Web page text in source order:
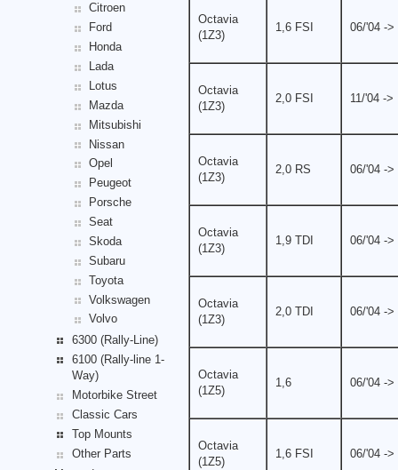
Citroen
Ford
Honda
Lada
Lotus
Mazda
Mitsubishi
Nissan
Opel
Peugeot
Porsche
Seat
Skoda
Subaru
Toyota
Volkswagen
Volvo
6300 (Rally-Line)
6100 (Rally-line 1-
Way)
Motorbike Street
Classic Cars
Top Mounts
Other Parts
Octavia
(1Z3)
1,6 FSI 06/'04 ->
Octavia
(1Z3)
2,0 FSI 11/'04 ->
Octavia
(1Z3)
2,0 RS 06/'04 ->
Octavia
(1Z3)
1,9 TDI 06/'04 ->
Octavia
(1Z3)
2,0 TDI 06/'04 ->
Octavia
(1Z5)
1,6 06/'04 ->
Octavia
(1Z5)
1,6 FSI 06/'04 ->